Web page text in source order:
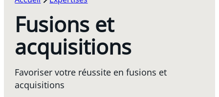
Fusions et
acquisitions
Favoriser votre réussite en fusions et
acquisitions